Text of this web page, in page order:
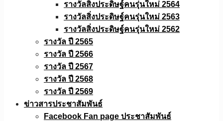
รางวัลสิ่งประดิษฐ์คนรุ่นใหม่ 2564
รางวัลสิ่งประดิษฐ์คนรุ่นใหม่ 2563
รางวัลสิ่งประดิษฐ์คนรุ่นใหม่ 2562
รางวัล ปี 2565
รางวัล ปี 2566
รางวัล ปี 2567
รางวัล ปี 2568
รางวัล ปี 2569
ข่าวสารประชาสัมพันธ์
Facebook Fan page ประชาสัมพันธ์